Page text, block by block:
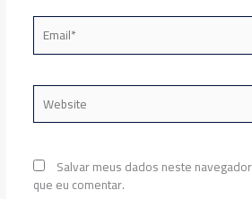
Email*
Website
Salvar meus dados neste
que eu comentar.